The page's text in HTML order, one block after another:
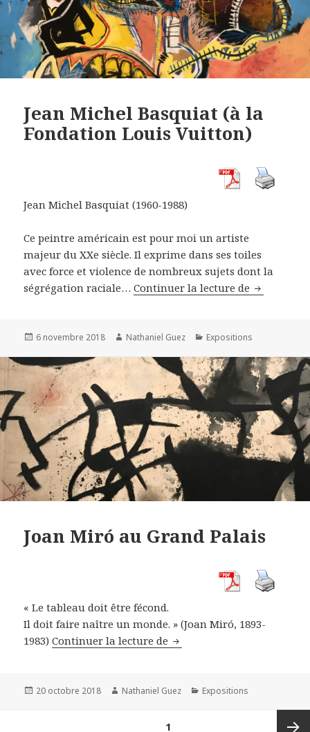
Jean Michel Basquiat (à la
Fondation Louis Vuitton)
Jean Michel Basquiat (1960-1988)
Ce peintre américain est pour moi un artiste
majeur du XXe siècle. Il exprime dans ses toiles
avec force et violence de nombreux sujets dont la
ségrégation raciale…Continuer la lecture de Jean
Publié
6 novembre 2018 Auteur
Nathaniel Guez Catégories
Expositions
Joan Miró au Grand Palais
« Le tableau doit être fécond.
Il doit faire naître un monde. » (Joan Miró, 1893-
1983) Continuer la lecture de Joan Miró au Grand Palais
Publié
20 octobre 2018 Auteur
Nathaniel Guez Catégories
Expositions
1